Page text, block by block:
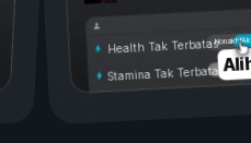
Nonaktif
Health Tak Terbatas
Stamina Tak Terbatas